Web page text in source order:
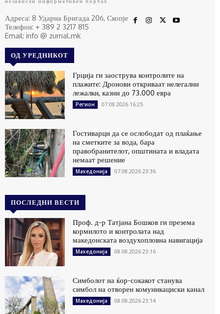
Адреса: 8 Ударна Бригада 20б, Скопје
Телефон: + 389 2 3217 815
Email: info @ zurnal.mk
ОД УРЕДНИКОТ
Грција ги заострува контролите на
плажите: Дронови откриваат нелегални
лежалки, казни до 73.000 евра
Регион 07.08.2026 16:25
Гостиварци да се ослободат од плаќање
на сметките за вода, бара
правобранителот, општината и владата
немаат решение
Македонија 07.08.2026 23:36
ПОСЛЕДНИ ВЕСТИ
Проф. д-р Татјана Бошков ги презема
кормилото и контролата над
македонската воздухопловна навигација
Македонија 08.08.2026 23:16
Симболот на ќор-сокакот станува
симбол на отворен комуникациски канал
Македонија 08.08.2026 23:14